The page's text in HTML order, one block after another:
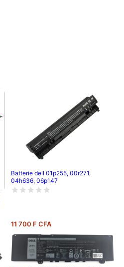
Batterie dell 01p255, 00r271,
04h636, 06p147
11 700 F CFA